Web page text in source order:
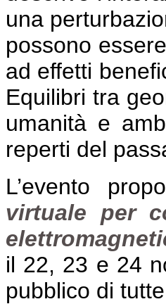
una
possono
ad effetti
Equilibri tra
umanità e
reperti del
L’evento
virtuale per
il 22, 23 e 24
pubblico di